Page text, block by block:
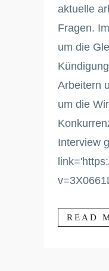
aktuelle
Fragen.
um die
Arbeitern
um die
Interview
READ